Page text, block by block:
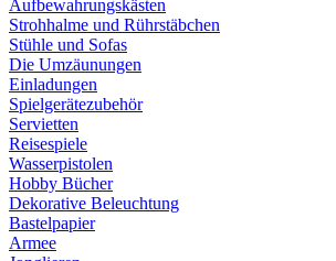
Aufbewahrungskästen
Strohhalme und Rührstäbchen
Stühle und Sofas
Die Umzäunungen
Einladungen
Spielgerätezubehör
Servietten
Reisespiele
Wasserpistolen
Hobby Bücher
Dekorative Beleuchtung
Bastelpapier
Armee